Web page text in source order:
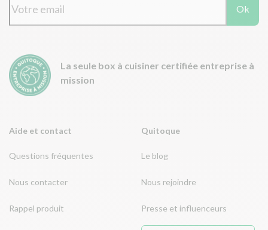
Aide et contact
Questions fréquentes
Nous contacter
Rappel produit
Quitoque
Le blog
Nous rejoindre
Presse et influenceurs
Ok
La seule box à cuisiner certifiée entreprise à
mission